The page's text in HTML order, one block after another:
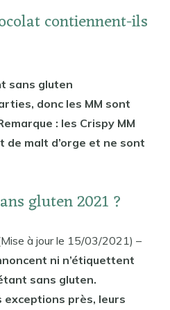
contiennent-ils
sans gluten
donc les MM sont
: les Crispy MM
de malt d’orge et ne sont
gluten 2021 ?
à jour le 15/03/2021) –
ni n’étiquettent
sans gluten.
exceptions près, leurs